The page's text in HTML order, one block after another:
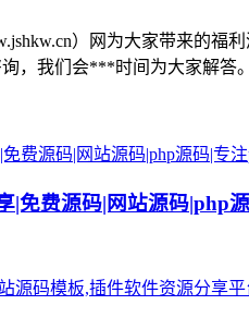
）网为大家带来的福
询，我们会***时间为大家解答。
|免费源码|网站源码|php